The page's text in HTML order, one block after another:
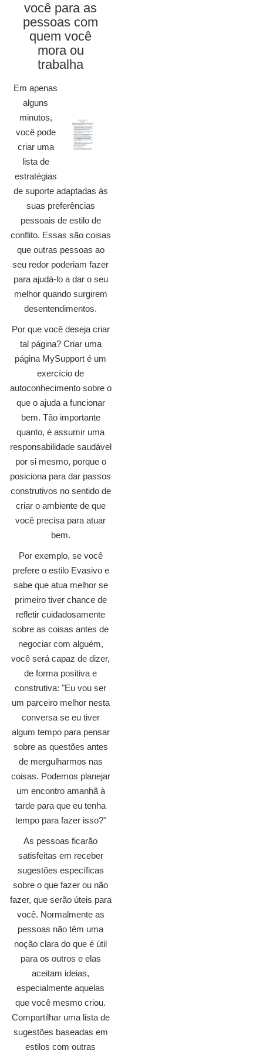
você para as
pessoas com
quem você
mora ou
trabalha
Em apenas
alguns
minutos,
você pode
criar uma
lista de
estratégias
de suporte adaptadas às
suas preferências
pessoais de estilo de
conflito. Essas são coisas
que outras pessoas ao
seu redor poderiam fazer
para ajudá-lo a dar o seu
melhor quando surgirem
desentendimentos.
Por que você deseja criar
tal página? Criar uma
página MySupport é um
exercício de
autoconhecimento sobre o
que o ajuda a funcionar
bem. Tão importante
quanto, é assumir uma
responsabilidade saudável
por si mesmo, porque o
posiciona para dar passos
construtivos no sentido de
criar o ambiente de que
você precisa para atuar
bem.
Por exemplo, se você
prefere o estilo Evasivo e
sabe que atua melhor se
primeiro tiver chance de
refletir cuidadosamente
sobre as coisas antes de
negociar com alguém,
você será capaz de dizer,
de forma positiva e
construtiva: "Eu vou ser
um parceiro melhor nesta
conversa se eu tiver
algum tempo para pensar
sobre as questões antes
de mergulharmos nas
coisas. Podemos planejar
um encontro amanhã à
tarde para que eu tenha
tempo para fazer isso?"
As pessoas ficarão
satisfeitas em receber
sugestões específicas
sobre o que fazer ou não
fazer, que serão úteis para
você. Normalmente as
pessoas não têm uma
noção clara do que é útil
para os outros e elas
aceitam ideias,
especialmente aquelas
que você mesmo criou.
Compartilhar uma lista de
sugestões baseadas em
estilos com outras